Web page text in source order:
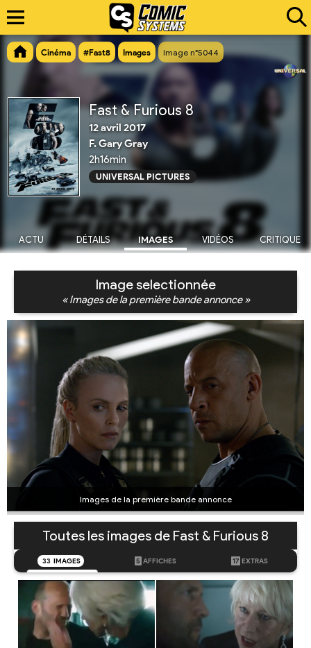
Cinéma #Fast8 Images Image n°5044
Fast & Furious 8
12 avril 2017
F. Gary Gray
2h16min
UNIVERSAL PICTURES
ACTU DÉTAILS IMAGES VIDÉOS CRITIQUE
Image selectionnée
« Images de la première bande annonce »
Images de la première bande annonce
Toutes les images de Fast & Furious 8
33 IMAGES 5 AFFICHES 17 EXTRAS